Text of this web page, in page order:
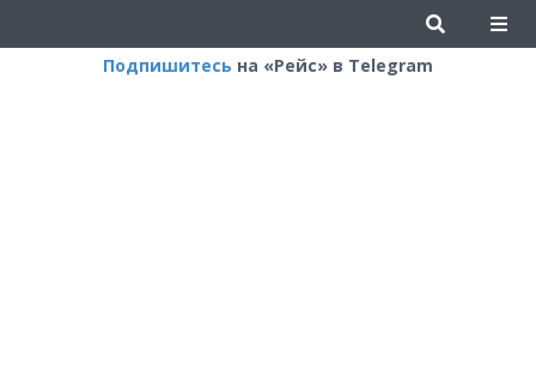
Подпишитесь на «Рейс» в Telegram